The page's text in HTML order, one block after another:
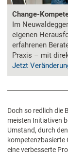
Change-
Im
eigenen
erfahrenen
Praxis – mit
Jetzt
Doch so redlich die
meisten Initiativen
Umstand, durch
kompetenzbasierte
eine verbesserte